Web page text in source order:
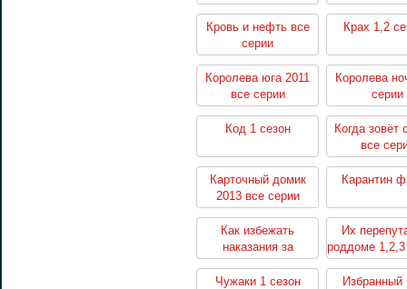
все серии
Кровь и нефть все
серии
Крах 1,2
Королева юга 2011
все серии
Королева
серии
Код 1 сезон
Когда зовёт
все
Карточный домик
2013 все серии
Карантин
Как избежать
наказания за
убийство 1,2 сезоны
Их
роддоме
Чужаки 1 сезон
Избранный